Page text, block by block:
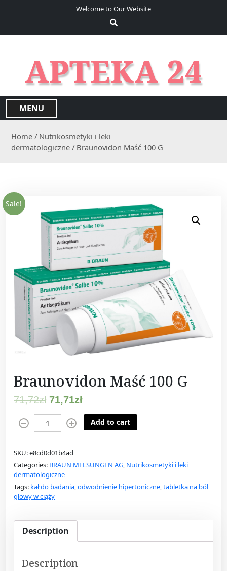
Welcome to Our Website
APTEKA 24
MENU
Home / Nutrikosmetyki i leki
dermatologiczne / Braunovidon Maść 100 G
Sale!
Braunovidon Maść 100 G
71,72zł 71,71zł
u
n
o
v
n
Add to cart
SKU:e8cd0d01b4ad
Categories: BRAUN MELSUNGEN AG, Nutrikosmetyki i leki
dermatologiczne
Tags: kał do badania,odwodnienie hipertoniczne,tabletka na ból
głowy w ciąży
Description
Description